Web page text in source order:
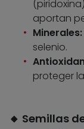
aportan
Minerales:
selenio.
proteger
🔸 Semillas